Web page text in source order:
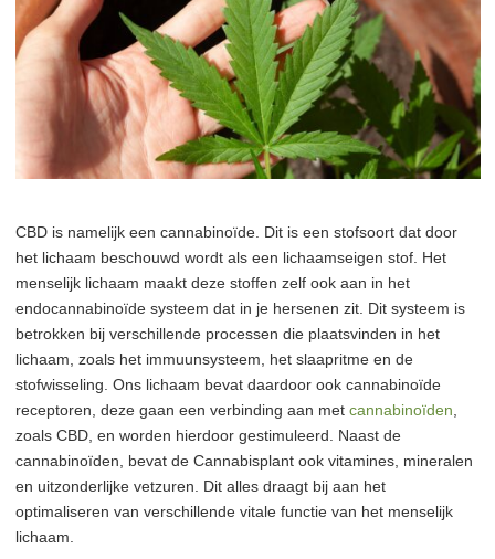
CBD is namelijk een cannabinoïde. Dit is een stofsoort dat door
het lichaam beschouwd wordt als een lichaamseigen stof. Het
menselijk lichaam maakt deze stoffen zelf ook aan in het
endocannabinoïde systeem dat in je hersenen zit. Dit systeem is
betrokken bij verschillende processen die plaatsvinden in het
lichaam, zoals het immuunsysteem, het slaapritme en de
stofwisseling. Ons lichaam bevat daardoor ook cannabinoïde
receptoren, deze gaan een verbinding aan metcannabinoïden
zoals CBD, en worden hierdoor gestimuleerd. Naast de
cannabinoïden, bevat de Cannabisplant ook vitamines, mineralen
en uitzonderlijke vetzuren. Dit alles draagt bij aan het
optimaliseren van verschillende vitale functie van het menselijk
lichaam.